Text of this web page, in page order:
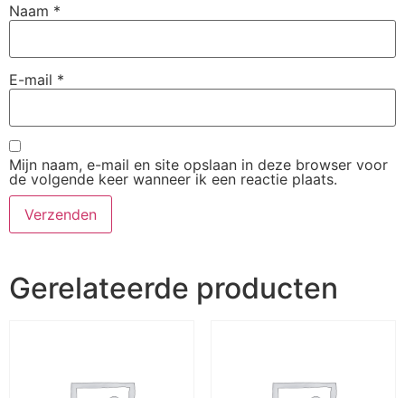
Naam *
E-mail *
Mijn naam, e-mail en site opslaan in deze browser voor
de volgende keer wanneer ik een reactie plaats.
Gerelateerde producten